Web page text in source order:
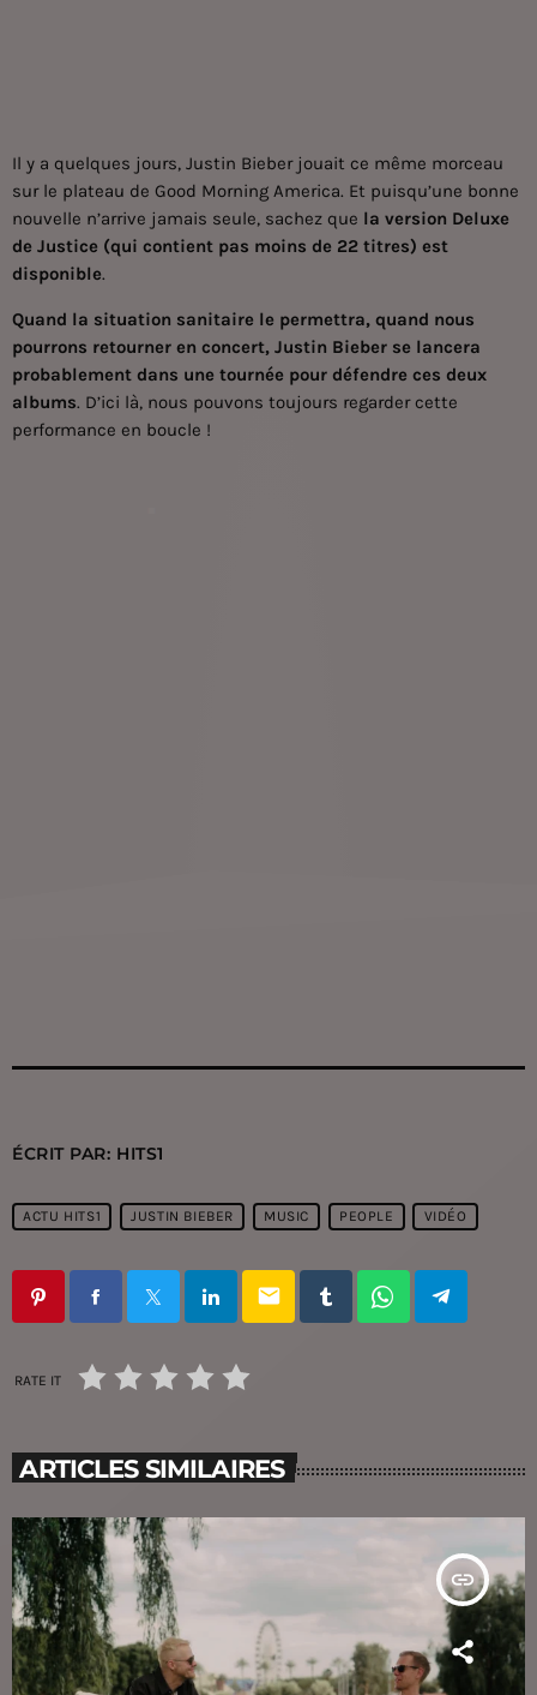
Il y a quelques jours, Justin Bieber jouait ce même morceau
sur le plateau de Good Morning America. Et puisqu’une bonne
nouvelle n’arrive jamais seule, sachez que la version Deluxe
de Justice (qui contient pas moins de 22 titres) est
disponible.
Quand la situation sanitaire le permettra, quand nous
pourrons retourner en concert, Justin Bieber se lancera
probablement dans une tournée pour défendre ces deux
albums. D’ici là, nous pouvons toujours regarder cette
performance en boucle !
ÉCRIT PAR: HITS1
ACTU HITS1 JUSTIN BIEBER MUSIC PEOPLE VIDÉO
email
RATE IT
ARTICLES SIMILAIRES
insert_link